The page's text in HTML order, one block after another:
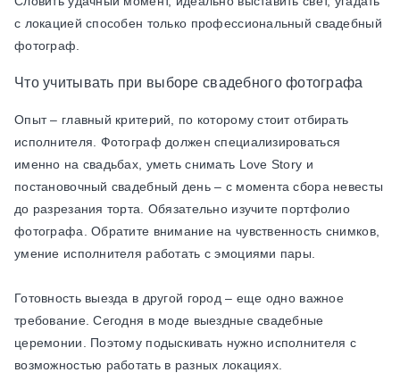
с локацией способен только профессиональный свадебный
фотограф.
Что учитывать при выборе свадебного фотографа
Опыт – главный критерий, по которому стоит отбирать
исполнителя. Фотограф должен специализироваться
именно на свадьбах, уметь снимать Love Story и
постановочный свадебный день – с момента сбора невесты
до разрезания торта. Обязательно изучите портфолио
фотографа. Обратите внимание на чувственность снимков,
умение исполнителя работать с эмоциями пары.
Готовность выезда в другой город – еще одно важное
требование. Сегодня в моде выездные свадебные
церемонии. Поэтому подыскивать нужно исполнителя с
возможностью работать в разных локациях.